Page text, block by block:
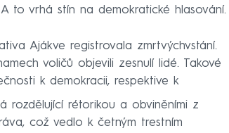
to vrhá stín na demokratické hlasování.
Ajákve registrovala zmrtvýchvstání.
voličů objevili zesnulí lidé. Takové
k demokracii, respektive k
rozdělující rétorikou a obviněními z
což vedlo k četným trestním